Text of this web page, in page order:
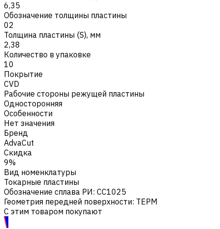
6,35
Обозначение толщины пластины
02
Толщина пластины (S), мм
2,38
Количество в упаковке
10
Покрытие
CVD
Рабочие стороны режущей пластины
Односторонняя
Особенности
Нет значения
Бренд
AdvaCut
Скидка
9%
Вид номенклатуры
Токарные пластины
Обозначение сплава РИ: CC1025
Геометрия передней поверхности: TEPM
С этим товаром покупают